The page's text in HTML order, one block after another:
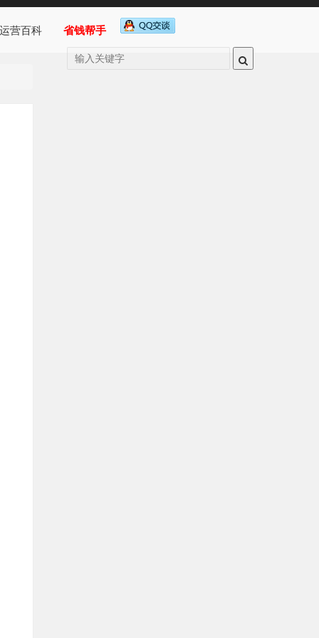
运营百科 省钱帮手